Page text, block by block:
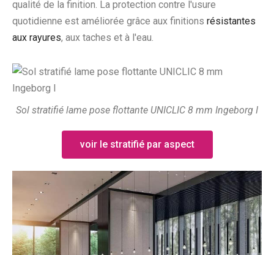
qualité de la finition. La protection contre l'usure
quotidienne est améliorée grâce aux finitions résistantes
aux rayures, aux taches et à l'eau.
Sol stratifié lame pose flottante UNICLIC 8 mm Ingeborg I
voir le stratifié par aspect